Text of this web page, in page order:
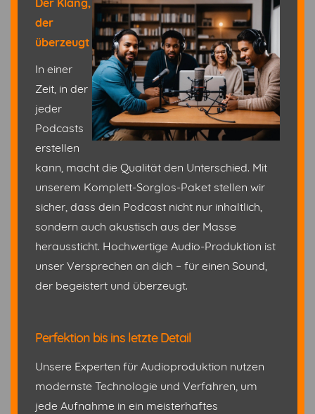
Der Klang,
der
überzeugt
In einer
Zeit, in der
jeder
Podcasts
erstellen
kann, macht die Qualität den Unterschied. Mit
unserem Komplett-Sorglos-Paket stellen wir
sicher, dass dein Podcast nicht nur inhaltlich,
sondern auch akustisch aus der Masse
heraussticht. Hochwertige Audio-Produktion ist
unser Versprechen an dich – für einen Sound,
der begeistert und überzeugt.
Perfektion bis ins letzte Detail
Unsere Experten für Audioproduktion nutzen
modernste Technologie und Verfahren, um
jede Aufnahme in ein meisterhaftes